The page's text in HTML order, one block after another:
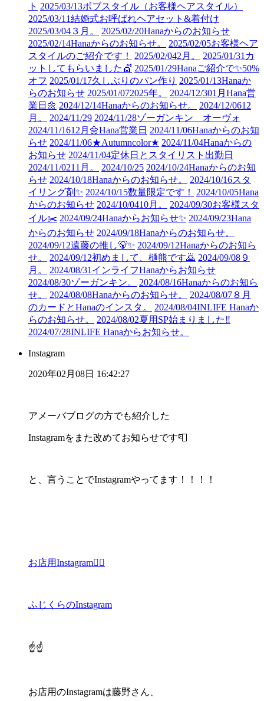
ト 2025/03/13ボブスタイル（お客様ヘアスタイル）
2025/03/11結婚式お呼ばれヘアセット&着付け
2025/03/04 ３月。 2025/02/20Hanaからのお知らせ
2025/02/14Hanaからのお知らせ。 2025/02/05お客様ヘア
スタイルのご紹介です！
2025/02/042月。 2025/01/31 カ
ットしてもらいました💇 2025/01/29Hanaご紹介で✨50%
オフ 2025/01/17久しぶりのパン作り 2025/01/13Hanaか
らのお知らせ 2025/01/072025年。 2024/12/301月Hana営
業日🌼 2024/12/14Hanaからのお知らせ。 2024/12/0612
月。
2024/11/29 2024/11/28ゾーガンキン オーヴォ
2024/11/1612月🌼Hana営業日 2024/11/06Hanaからのお知
らせ 2024/11/06★Autumncolor★ 2024/11/04Hanaからの
お知らせ 2024/11/04定休日とスタイリスト出勤日
2024/11/0211月。 2024/10/25 2024/10/24Hanaからのお知
らせ 2024/10/18Hanaからのお知らせ。 2024/10/16スタ
イリング剤✨ 2024/10/15数量限定です！ 2024/10/05Hana
からのお知らせ 2024/10/0410月。 2024/09/30お客様スタ
イル✂️ 2024/09/24Hanaからお知らせ✨ 2024/09/23Hana
からのお知らせ 2024/09/18Hanaからのお知らせ。
2024/09/12遠藤の推し🐻✨ 2024/09/12Hanaからのお知ら
せ。
2024/09/12初めまして、樋熊です🙇 2024/09/08 ９
月。
2024/08/31 インライフHanaからお知らせ
2024/08/30ゾーガンキン。 2024/08/16Hanaからのお知ら
せ。
2024/08/08Hanaからのお知らせ。 2024/08/07８月
のカードとHanaのインスタ。
2024/08/04INLIFE Hanaか
らのお知らせ。
2024/08/02夏用SP始まりました‼︎
2024/07/28INLIFE Hanaからお知らせ。
Instagram
2020年02月08日 16:42:27
アメーバブログの方でも紹介した
Instagramをまた改めてお知らせです📮
と、言うことでInstagramやってます！！！！
お店用Instagram🏄‍♂️
ふじくらのInstagram
☝️☝️
お店用のInstagramは藤野さん、